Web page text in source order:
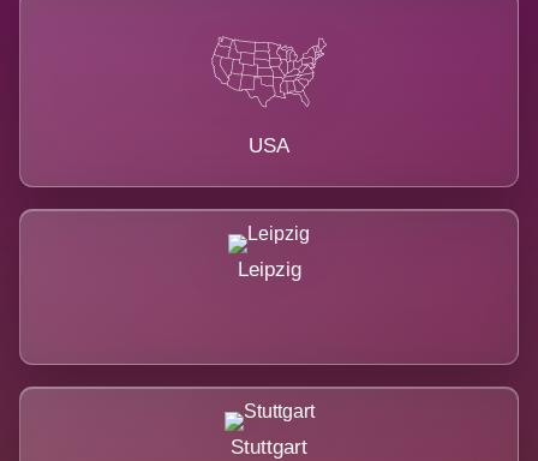
USA
Leipzig
Stuttgart